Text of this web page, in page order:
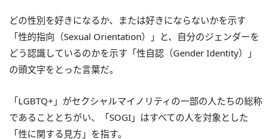
どの性別を好きになるか、または好きにならないかを示す
「性的指向（Sexual Orientation）」と、自分のジェンダーを
どう認識しているのかを示す「性自認（Gender Identity）」
の頭文字をとった言葉だ。
「LGBTQ+」がセクシャルマイノリティの一部の人たちの総称
であることとちがい、「SOGI」はすべての人を対象とした
「性に関する見方」を指す。